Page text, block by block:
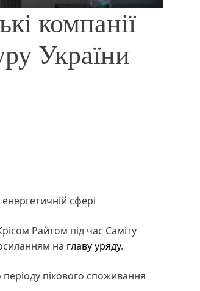
компанії
України
сфері
Райтом під час Саміту
на главу уряду.
пікового споживання